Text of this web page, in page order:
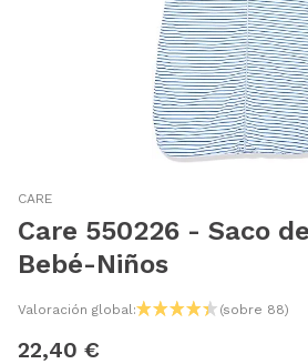
CARE
Care 550226 - Saco
Bebé-Niños
Valoración global: (sobre 88)
22,40 €